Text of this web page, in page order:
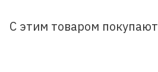
С этим товаром покупают